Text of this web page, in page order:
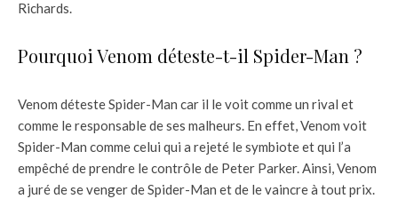
Richards.
Pourquoi Venom déteste-t-il Spider-Man ?
Venom déteste Spider-Man car il le voit comme un rival et
comme le responsable de ses malheurs. En effet, Venom voit
Spider-Man comme celui qui a rejeté le symbiote et qui l’a
empêché de prendre le contrôle de Peter Parker. Ainsi, Venom
a juré de se venger de Spider-Man et de le vaincre à tout prix.